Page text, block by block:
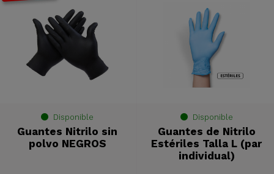
Disponible
Guantes Nitrilo sin
polvo NEGROS
Disponible
Guantes de Nitrilo
Estériles Talla L (par
individual)